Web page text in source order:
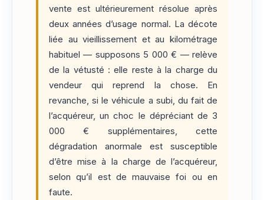
vente est ultérieurement résolue après
deux années d’usage normal. La décote
liée au vieillissement et au kilométrage
habituel — supposons 5 000 € — relève
de la vétusté : elle reste à la charge du
vendeur qui reprend la chose. En
revanche, si le véhicule a subi, du fait de
l’acquéreur, un choc le dépréciant de 3
000 € supplémentaires, cette
dégradation anormale est susceptible
d’être mise à la charge de l’acquéreur,
selon qu’il est de mauvaise foi ou en
faute.